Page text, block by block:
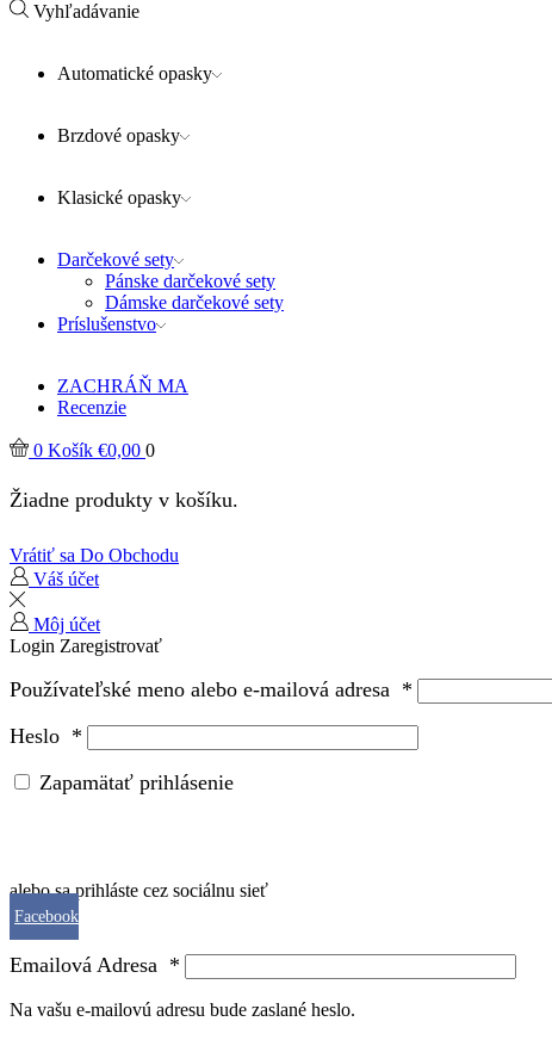
Vyhľadávanie
Automatické opasky
Brzdové opasky
Klasické opasky
Darčekové sety
Pánske darčekové sety
Dámske darčekové sety
Príslušenstvo
ZACHRÁŇ MA
Recenzie
0 Košík €0,00 0
Žiadne produkty v košíku.
Vrátiť sa Do Obchodu
Váš účet
Môj účet
Login Zaregistrovať
Používateľské meno alebo e-mailová adresa *
Heslo *
Zapamätať prihlásenie
alebo sa prihláste cez sociálnu sieť
Facebook
Emailová Adresa *
Na vašu e-mailovú adresu bude zaslané heslo.